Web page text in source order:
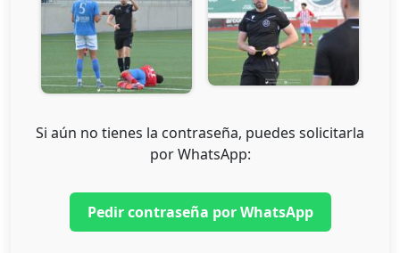
Si aún no tienes la contraseña, puedes solicitarla
por WhatsApp:
Pedir contraseña por WhatsApp